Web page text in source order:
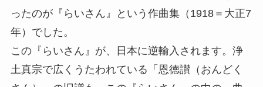
ったのが『らいさん』という作曲集（1918＝大正7
年）でした。
この『らいさん』が、日本に逆輸入されます。浄
土真宗で広くうたわれている「恩徳讃（おんどく